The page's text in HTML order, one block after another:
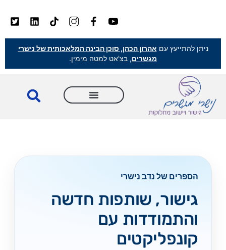
ניתן להתייעץ עם אהרון הכהן, סוכן הבינה המלאכותית של נישרי
מגשרים, בצ'אט למטה מימין.
הספרים של נדב נישרי
גישור, שותפות חדשה
והתמודדות עם
קונפליקטים